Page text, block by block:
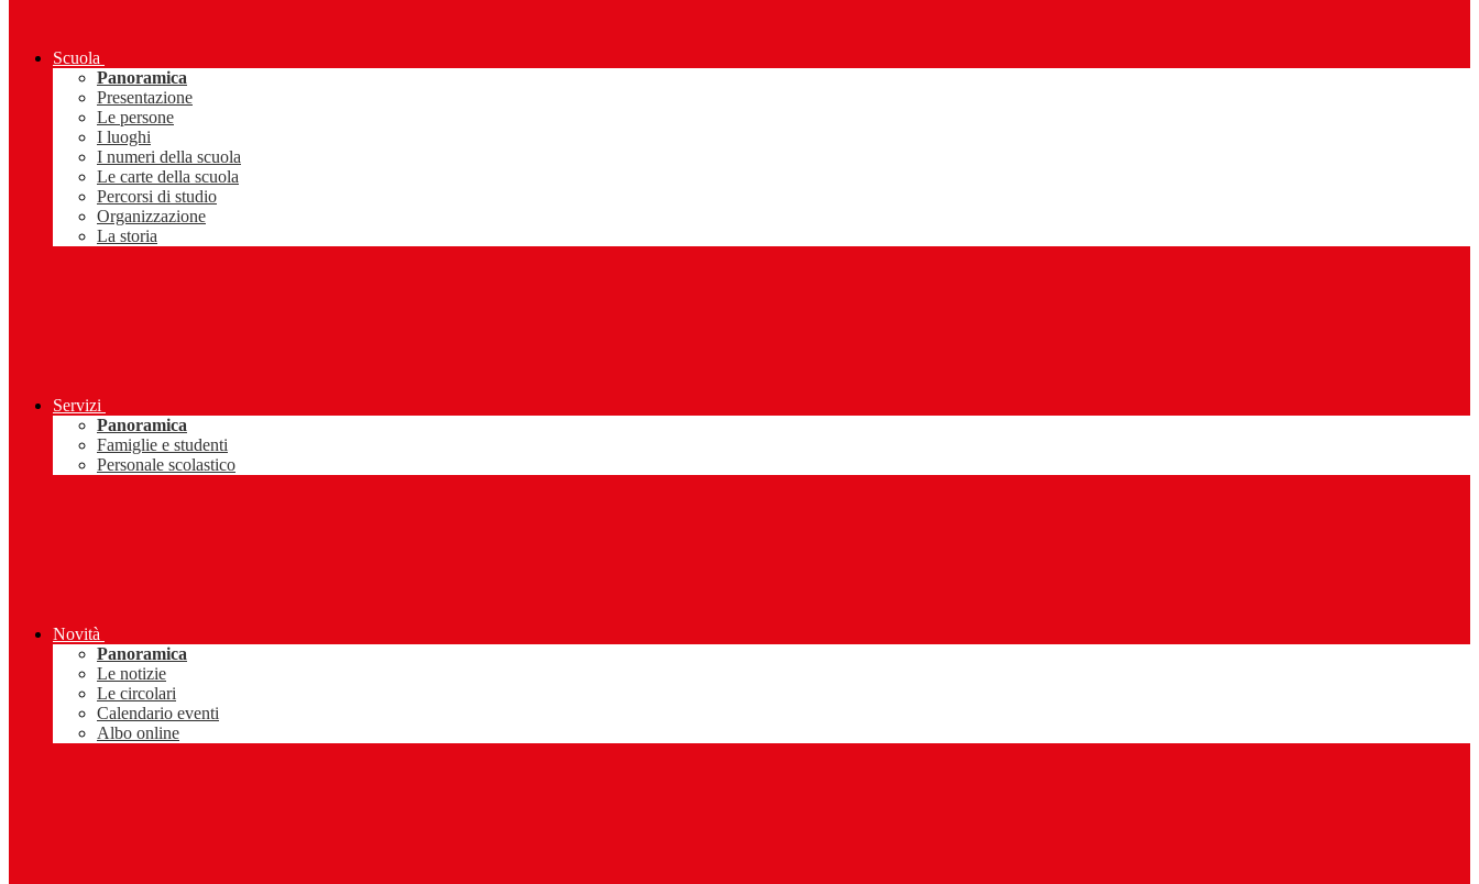
Scuola
Panoramica
Presentazione
Le persone
I luoghi
I numeri della scuola
Le carte della scuola
Percorsi di studio
Organizzazione
La storia
Servizi
Panoramica
Famiglie e studenti
Personale scolastico
Novità
Panoramica
Le notizie
Le circolari
Calendario eventi
Albo online